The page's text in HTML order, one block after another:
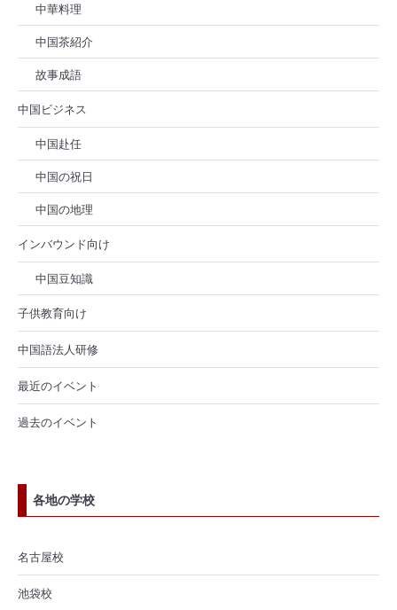
中華料理
中国茶紹介
故事成語
中国ビジネス
中国赴任
中国の祝日
中国の地理
インバウンド向け
中国豆知識
子供教育向け
中国語法人研修
最近のイベント
過去のイベント
各地の学校
名古屋校
池袋校